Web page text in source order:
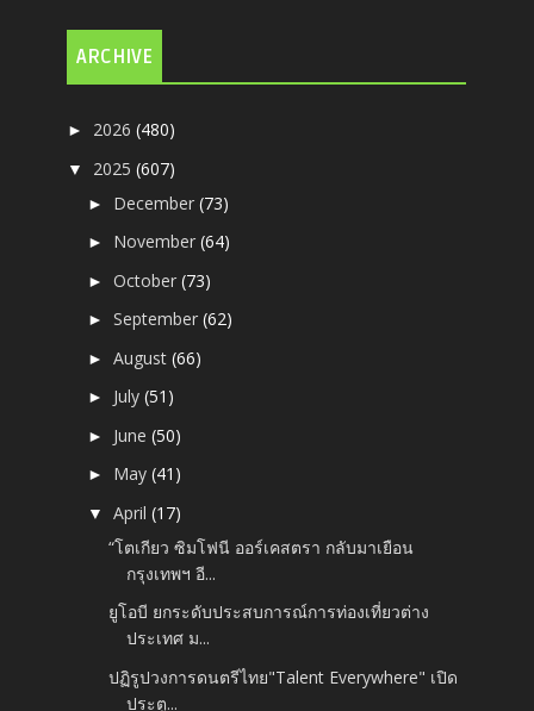
ARCHIVE
► 2026(480)
▼ 2025(607)
► December(73)
► November(64)
►October(73)
►September(62)
►August(66)
► July(51)
► June(50)
► May(41)
▼April(17)
“โตเกียว ซิมโฟนี ออร์เคสตรา กลับมาเยือน
กรุงเทพฯ อี...
ยูโอบี ยกระดับประสบการณ์การท่องเที่ยวต่าง
ประเทศ ม...
ปฏิรูปวงการดนตรีไทย"Talent Everywhere" เปิด
ประตู...